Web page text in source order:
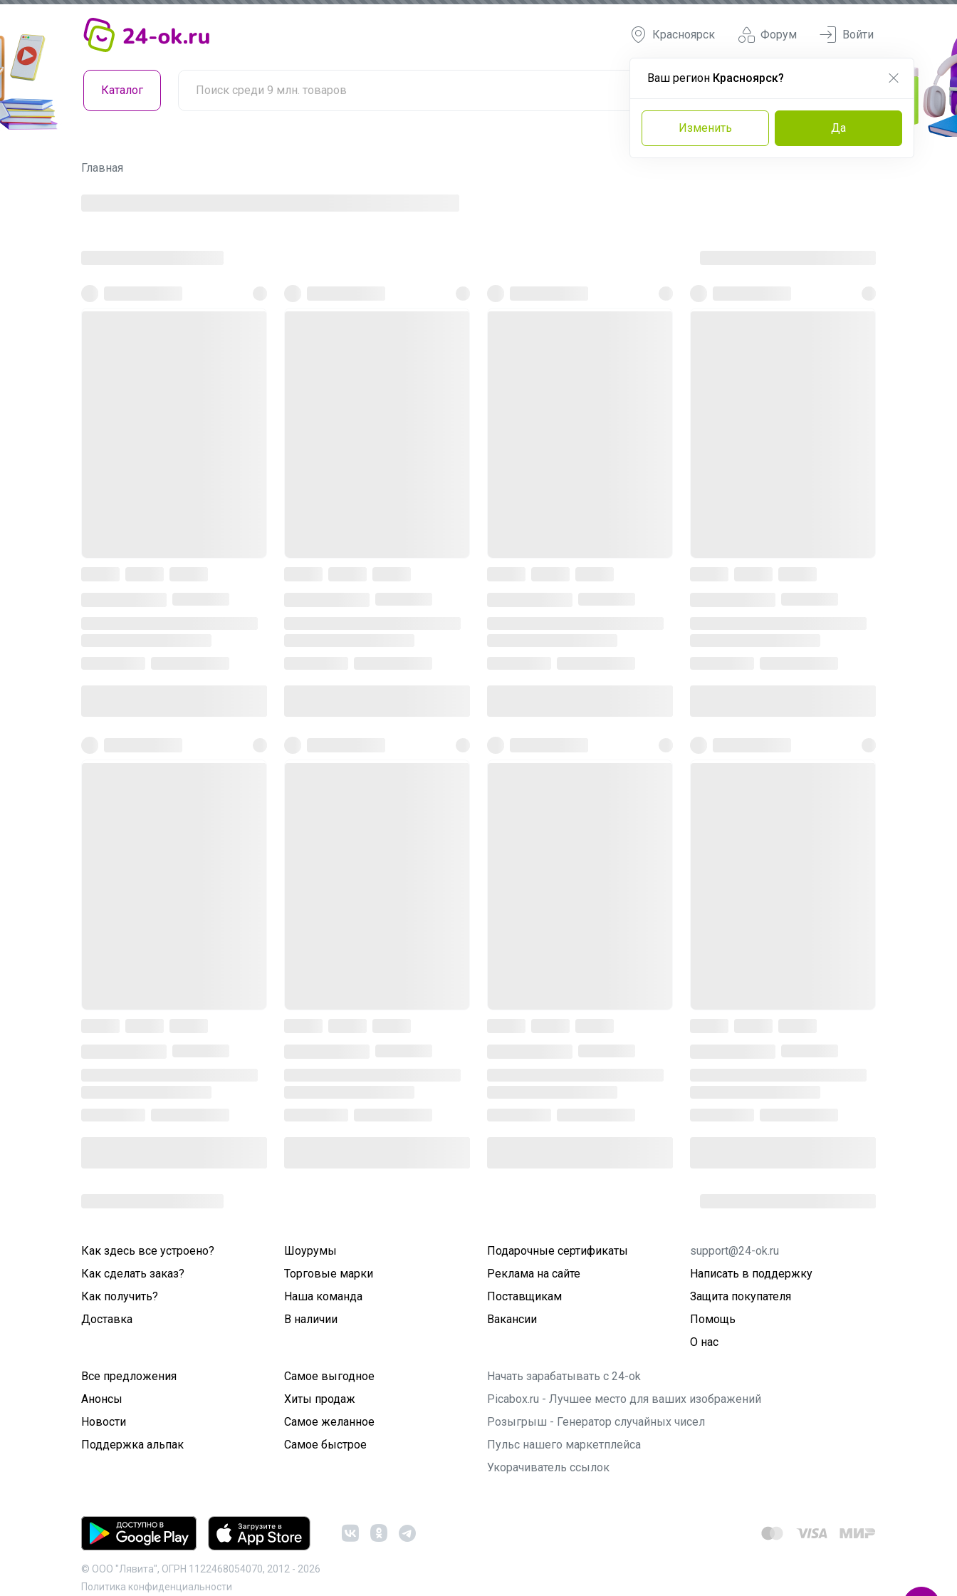
Форум
Красноярск
Ваш регион Красноярск?
Изменить Да
Войти
Каталог
Главная
Как здесь все устроено?
Как сделать заказ?
Как получить?
Доставка
Шоурумы
Торговые марки
Наша команда
В наличии
Подарочные сертификаты
Реклама на сайте
Поставщикам
Вакансии
support@24-ok.ru
Написать в поддержку
Защита покупателя
Помощь
О нас
Все предложения
Анонсы
Новости
Поддержка альпак
Самое выгодное
Хиты продаж
Самое желанное
Самое быстрое
Начать зарабатывать с 24-ok
Picabox.ru - Лучшее место для ваших изображений
Розыгрыш - Генератор случайных чисел
Пульс нашего маркетплейса
Укорачиватель ссылок
© ООО "Лявита", ОГРН 1122468054070, 2012 - 2026
Политика конфиденциальности